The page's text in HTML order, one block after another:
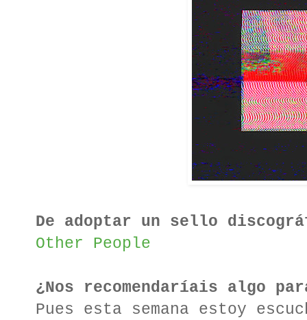
De adoptar un sello
Other People
¿Nos recomendaríais algo
Pues esta semana estoy